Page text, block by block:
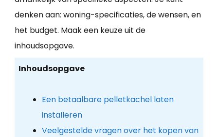
denken aan: woning-specificaties, de wensen, en
het budget. Maak een keuze uit de
inhoudsopgave.
Inhoudsopgave
Een betaalbare pelletkachel laten
installeren
Veelgestelde vragen over het kopen van